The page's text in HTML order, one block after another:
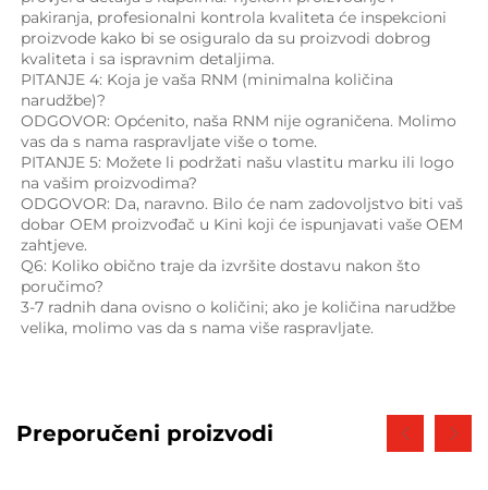
pakiranja, profesionalni kontrola kvaliteta će inspekcioni
proizvode kako bi se osiguralo da su proizvodi dobrog
kvaliteta i sa ispravnim detaljima.
PITANJE 4: Koja je vaša RNM (minimalna količina
narudžbe)?
ODGOVOR: Općenito, naša RNM nije ograničena. Molimo
vas da s nama raspravljate više o tome.
PITANJE 5: Možete li podržati našu vlastitu marku ili logo
na vašim proizvodima?
ODGOVOR: Da, naravno. Bilo će nam zadovoljstvo biti vaš
dobar OEM proizvođač u Kini koji će ispunjavati vaše OEM
zahtjeve.
Q6: Koliko obično traje da izvršite dostavu nakon što
poručimo?
3-7 radnih dana ovisno o količini; ako je količina narudžbe
velika, molimo vas da s nama više raspravljate.
Preporučeni proizvodi